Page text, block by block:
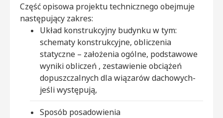
Część opisowa projektu technicznego obejmuje
następujący zakres:
Układ konstrukcyjny budynku w tym:
schematy konstrukcyjne, obliczenia
statyczne – założenia ogólne, podstawowe
wyniki obliczeń , zestawienie obciążeń
dopuszczalnych dla wiązarów dachowych-
jeśli występują,
Sposób posadowienia